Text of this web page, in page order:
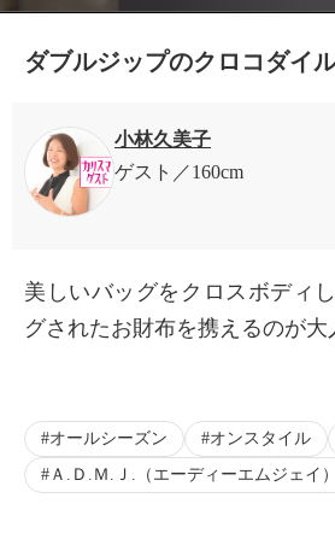
ダブルジップのクロコダイ
小林久美子
ゲスト
160cm
美しいバッグをクロスボディ
グされたお財布を携えるのが大
オールシーズン オンスタイル
Ａ.Ｄ.Ｍ.Ｊ.（エーディーエムジェイ）